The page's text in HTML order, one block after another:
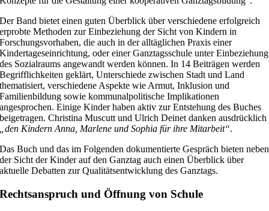
Der Band bietet einen guten Überblick über verschiedene erfolgreich
erprobte Methoden zur Einbeziehung der Sicht von Kindern in
Forschungsvorhaben, die auch in der alltäglichen Praxis einer
Kindertageseinrichtung, oder einer Ganztagsschule unter Einbeziehung
des Sozialraums angewandt werden können. In 14 Beiträgen werden
Begrifflichkeiten geklärt, Unterschiede zwischen Stadt und Land
thematisiert, verschiedene Aspekte wie Armut, Inklusion und
Familienbildung sowie kommunalpolitische Implikationen
angesprochen. Einige Kinder haben aktiv zur Entstehung des Buches
beigetragen. Christina Muscutt und Ulrich Deinet danken ausdrücklich
„den Kindern Anna, Marlene und Sophia für ihre Mitarbeit“.
Das Buch und das im Folgenden dokumentierte Gespräch bieten neben
der Sicht der Kinder auf den Ganztag auch einen Überblick über
aktuelle Debatten zur Qualitätsentwicklung des Ganztags.
Rechtsanspruch und Öffnung von Schule